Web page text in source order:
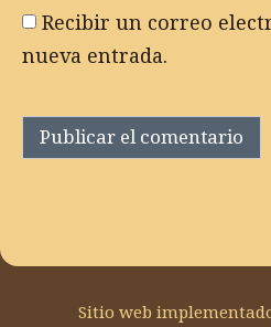
Recibir un correo
nueva entrada.
Sitio web